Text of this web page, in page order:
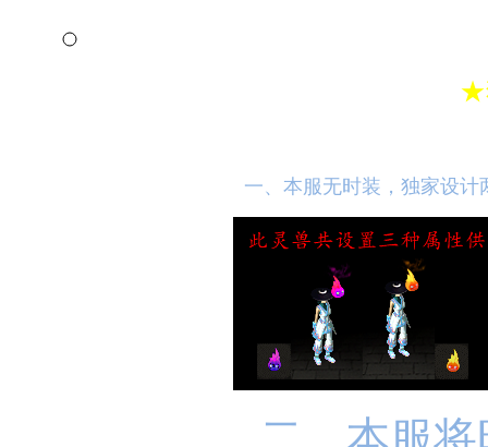
★
一、本服无时装，独家设